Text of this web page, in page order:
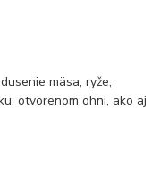
mäsa, ryže,
otvorenom ohni, ako aj